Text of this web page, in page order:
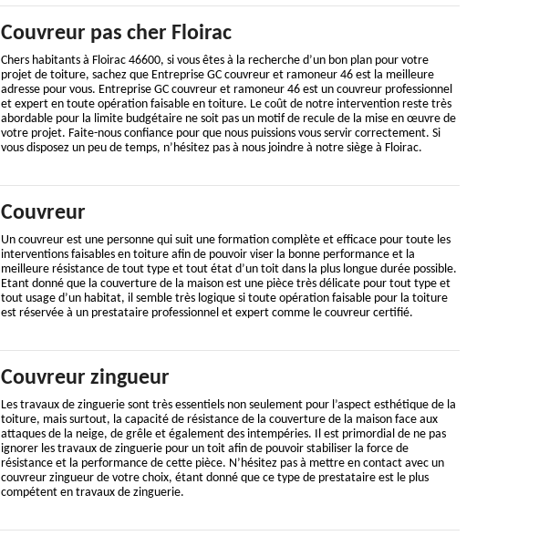
Couvreur pas cher Floirac
Chers habitants à Floirac 46600, si vous êtes à la recherche d’un bon plan pour votre
projet de toiture, sachez que Entreprise GC couvreur et ramoneur 46 est la meilleure
adresse pour vous. Entreprise GC couvreur et ramoneur 46 est un couvreur professionnel
et expert en toute opération faisable en toiture. Le coût de notre intervention reste très
abordable pour la limite budgétaire ne soit pas un motif de recule de la mise en œuvre de
votre projet. Faite-nous confiance pour que nous puissions vous servir correctement. Si
vous disposez un peu de temps, n’hésitez pas à nous joindre à notre siège à Floirac.
Couvreur
Un couvreur est une personne qui suit une formation complète et efficace pour toute les
interventions faisables en toiture afin de pouvoir viser la bonne performance et la
meilleure résistance de tout type et tout état d’un toit dans la plus longue durée possible.
Etant donné que la couverture de la maison est une pièce très délicate pour tout type et
tout usage d’un habitat, il semble très logique si toute opération faisable pour la toiture
est réservée à un prestataire professionnel et expert comme le couvreur certifié.
Couvreur zingueur
Les travaux de zinguerie sont très essentiels non seulement pour l’aspect esthétique de la
toiture, mais surtout, la capacité de résistance de la couverture de la maison face aux
attaques de la neige, de grêle et également des intempéries. Il est primordial de ne pas
ignorer les travaux de zinguerie pour un toit afin de pouvoir stabiliser la force de
résistance et la performance de cette pièce. N’hésitez pas à mettre en contact avec un
couvreur zingueur de votre choix, étant donné que ce type de prestataire est le plus
compétent en travaux de zinguerie.